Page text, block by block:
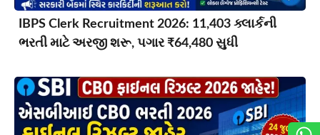
IBPS Clerk Recruitment 2026: 11,403 ક્લાર્કની
ભરતી માટે અરજી શરૂ, પગાર ₹64,480 સુધી